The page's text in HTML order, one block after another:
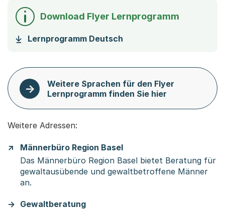
Download Flyer Lernprogramm
Lernprogramm Deutsch
Weitere Sprachen für den Flyer
Lernprogramm finden Sie hier
Weitere Adressen:
Männerbüro Region Basel
Das Männerbüro Region Basel bietet Beratung für
gewaltausübende und gewaltbetroffene Männer
an.
Gewaltberatung